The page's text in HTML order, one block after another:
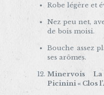
Robe légère et
Nez peu net,
de bois moisi.
Bouche assez
ses arômes.
Minervois
Picinini « Clos